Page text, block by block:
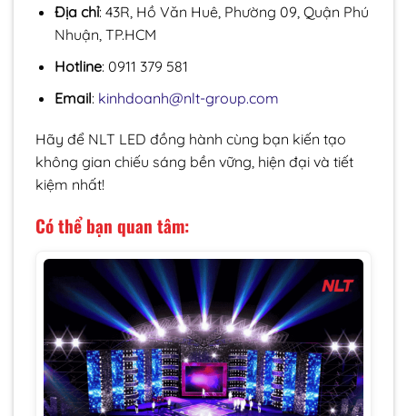
Địa chỉ: 43R, Hồ Văn Huê, Phường 09, Quận Phú
Nhuận, TP.HCM
Hotline: 0911 379 581
Email: kinhdoanh@nlt-group.com
Hãy để NLT LED đồng hành cùng bạn kiến tạo
không gian chiếu sáng bền vững, hiện đại và tiết
kiệm nhất!
Có thể bạn quan tâm: